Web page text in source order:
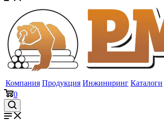
Компания Продукция Инжиниринг Каталоги
0